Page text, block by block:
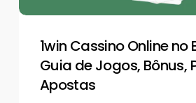
Jogos,
Apostas
1win Cassino Online no
Guia de Jogos, Bônus,
Apostas